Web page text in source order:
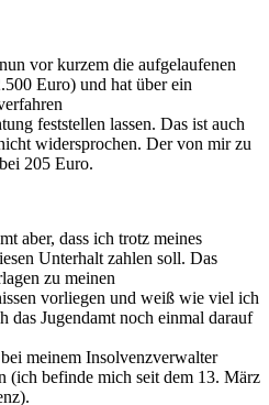
vor kurzem die aufgelaufenen
Euro) und hat über ein
feststellen lassen. Das ist auch
widersprochen. Der von mir zu
205 Euro.
aber, dass ich trotz meines
Unterhalt zahlen soll. Das
zu meinen
vorliegen und weiß wie viel ich
das Jugendamt noch einmal darauf
meinem Insolvenzverwalter
(ich befinde mich seit dem 13. März